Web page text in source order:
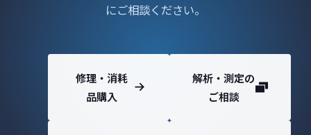
にご相談ください。
修理・消耗
品購入
解析・測定の
ご相談